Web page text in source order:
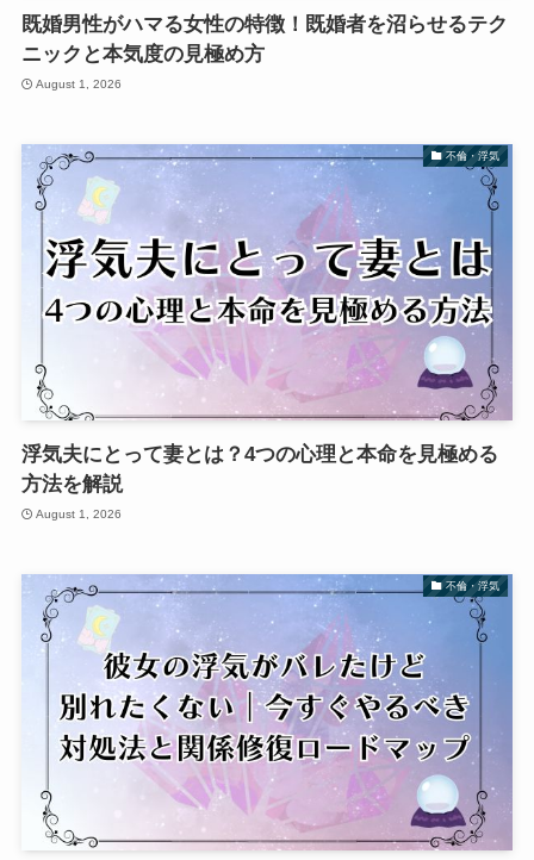
既婚男性がハマる女性の特徴！既婚者を沼らせるテク
ニックと本気度の見極め方
August 1, 2026
不倫・浮気
浮気夫にとって妻とは？4つの心理と本命を見極める
方法を解説
August 1, 2026
不倫・浮気